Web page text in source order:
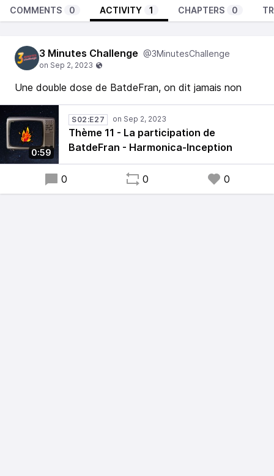
COMMENTS 0 ACTIVITY 1 CHAPTERS 0
3 Minutes Challenge @3MinutesChallenge
Une double dose de BatdeFran, on dit jamais non
0:59
S02:E27
Thème 11 - La participation de
BatdeFran - Harmonica-Inception
0 0 0